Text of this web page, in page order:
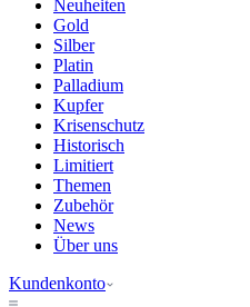
Neuheiten
Gold
Silber
Platin
Palladium
Kupfer
Krisenschutz
Historisch
Limitiert
Themen
Zubehör
News
Über uns
Kundenkonto